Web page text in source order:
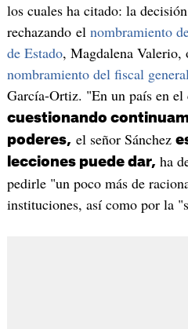
los cuales ha citado: la
rechazando el nombramiento
de Estado, Magdalena Valerio,
nombramiento del fiscal
García-Ortiz. "En un país en el
cuestionando
poderes, el señor Sánchez
lecciones puede dar, ha
pedirle "un poco más de
instituciones, así como por la